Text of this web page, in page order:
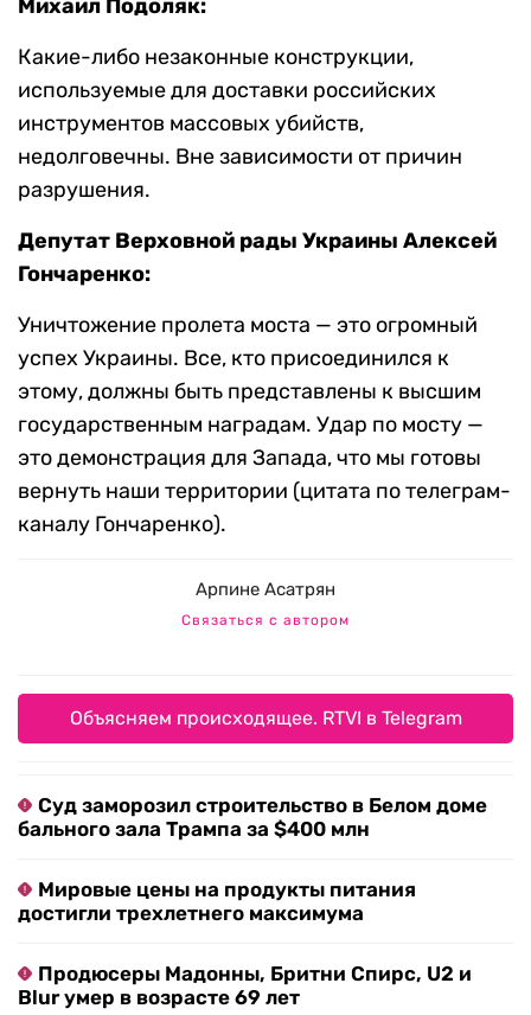
Михаил Подоляк:
Какие-либо незаконные конструкции,
используемые для доставки российских
инструментов массовых убийств,
недолговечны. Вне зависимости от причин
разрушения.
Депутат Верховной рады Украины Алексей
Гончаренко:
Уничтожение пролета моста — это огромный
успех Украины. Все, кто присоединился к
этому, должны быть представлены к высшим
государственным наградам. Удар по мосту —
это демонстрация для Запада, что мы готовы
вернуть наши территории (цитата по телеграм-
каналу Гончаренко).
Арпине Асатрян
Связаться с автором
Объясняем происходящее. RTVI в Telegram
Суд заморозил строительство в Белом доме
бального зала Трампа за $400 млн
Мировые цены на продукты питания
достигли трехлетнего максимума
Продюсеры Мадонны, Бритни Спирс, U2 и
Blur умер в возрасте 69 лет